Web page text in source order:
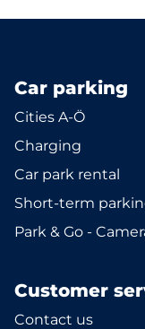
Car parking
Cities A-Ö
Charging
Car park rental
Short-term
Park & Go -
Customer
Contact us